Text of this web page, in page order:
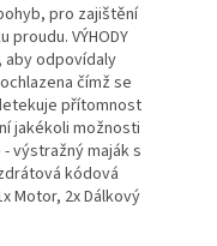
pro zajištění
VÝHODY
aby odpovídaly
čímž se
přítomnost
jakékoli možnosti
- výstražný maják s
kódová
Motor, 2x Dálkový